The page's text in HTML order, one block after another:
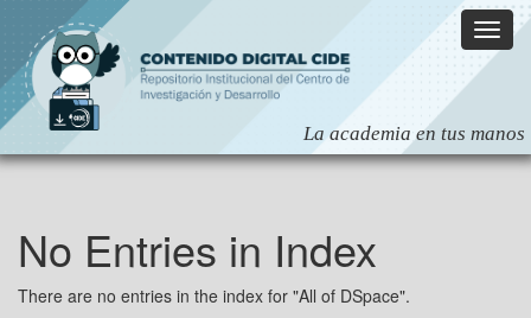
navigation
No Entries in Index
There are no entries in the index for "All of DSpace".